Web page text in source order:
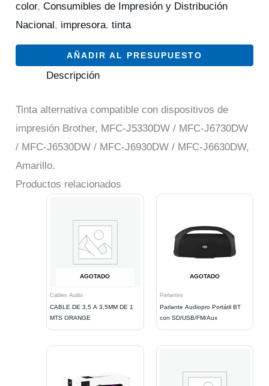
color,Consumibles de Impresión y Distribución
Nacional , impresora,tinta
AÑADIR AL PRESUPUESTO
Descripción
Tinta alternativa compatible con dispositivos de
impresión Brother, MFC-J5330DW / MFC-J6730DW
/ MFC-J6530DW / MFC-J6930DW / MFC-J6630DW,
Amarillo.
Productos relacionados
AGOTADO
Cables Audio
CABLE DE 3,5 A 3,5MM DE 1
MTS ORANGE
AGOTADO
Parlantes
Parlante Audiopro Portátil BT
con SD/USB/FM/Aux